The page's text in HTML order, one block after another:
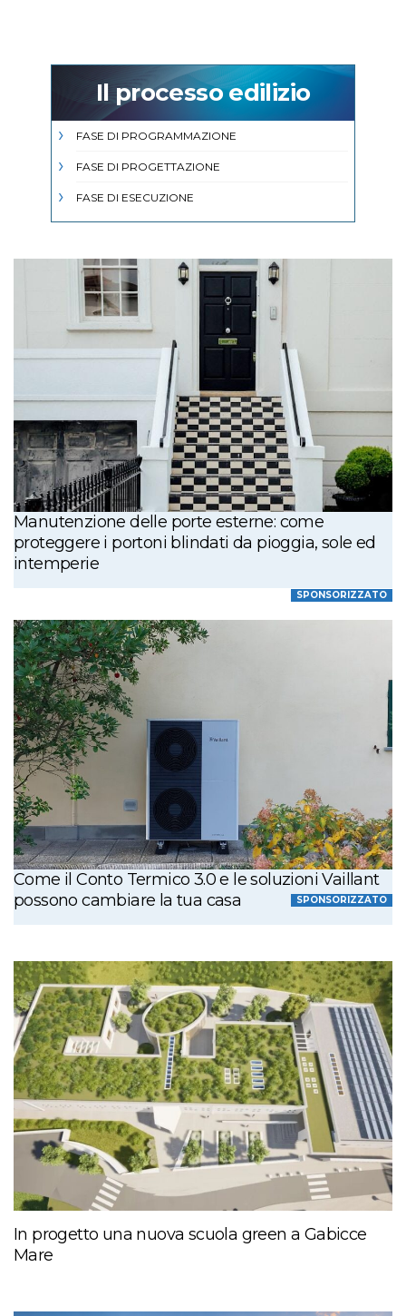
Il processo edilizio
FASE DI PROGRAMMAZIONE
FASE DI PROGETTAZIONE
FASE DI ESECUZIONE
Manutenzione delle porte esterne: come
proteggere i portoni blindati da pioggia, sole ed
intemperie
SPONSORIZZATO
Come il Conto Termico 3.0 e le soluzioni Vaillant
possono cambiare la tua casa
SPONSORIZZATO
In progetto una nuova scuola green a Gabicce
Mare